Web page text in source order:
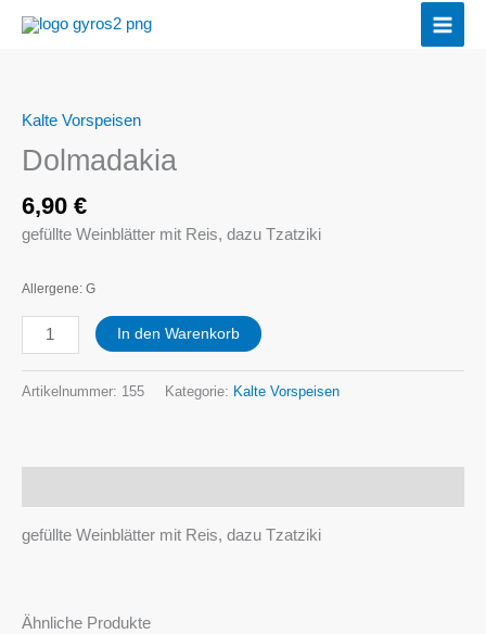
Inhalt
Kalte Vorspeisen
Dolmadakia
6,90 €
gefüllte Weinblätter mit Reis, dazu Tzatziki
Allergene: G
Dolmadakia
Menge
In den Warenkorb
Artikelnummer: 155 Kategorie: Kalte Vorspeisen
gefüllte Weinblätter mit Reis, dazu Tzatziki
Ähnliche Produkte